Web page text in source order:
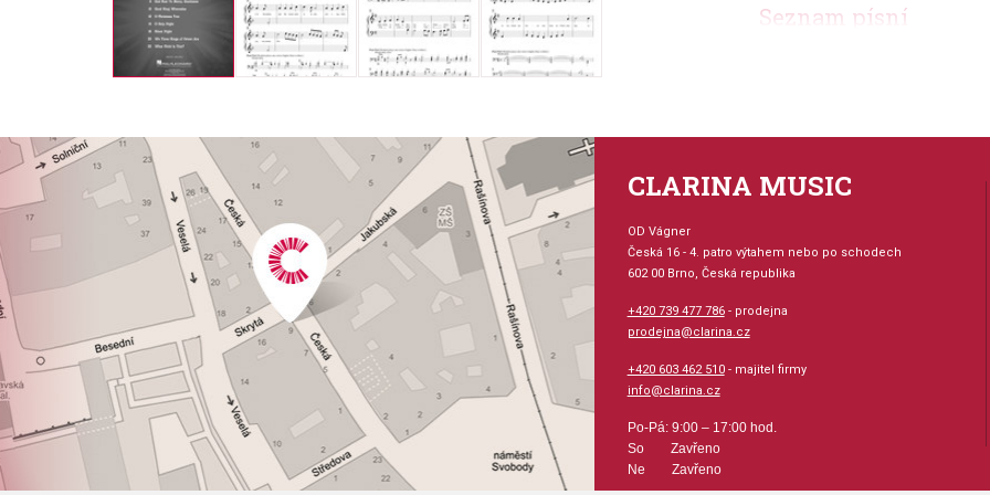
Seznam písní
God Rest Ye Merry,
O Christmas Tree
We Three Kings Of Orient Are
What Child Is This?
CLARINA MUSIC
OD Vágner
Česká 16 - 4. patro výtahem nebo po schodech
602 00 Brno, Česká republika
+420 739 477 786- prodejna
prodejna@clarina.cz
+420 603 462 510- majitel firmy
info@clarina.cz
Po-Pá: 9:00 – 17:00 hod.
So Zavřeno
Ne Zavřeno